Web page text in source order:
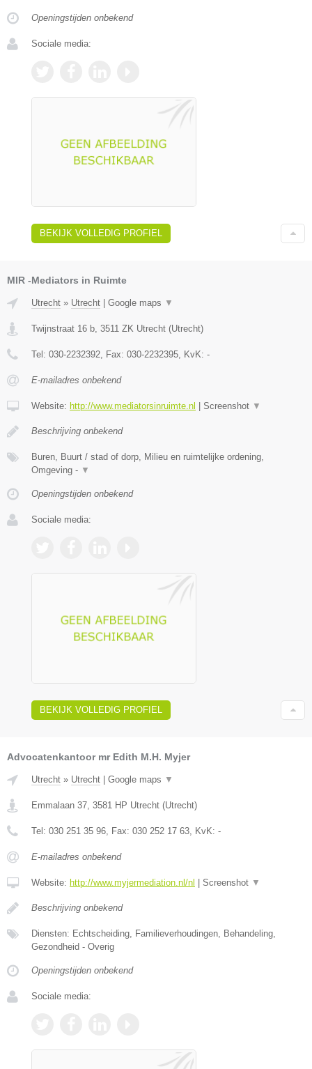
Openingstijden onbekend
Sociale media:
BEKIJK VOLLEDIG PROFIEL
MIR -Mediators in Ruimte
Utrecht » Utrecht Google maps ▼
Twijnstraat 16 b, 3511 ZK Utrecht (Utrecht)
Tel: 030-2232392, Fax: 030-2232395, KvK: -
E-mailadres onbekend
Website: http://www.mediatorsinruimte.nl Screenshot ▼
Beschrijving onbekend
Buren, Buurt / stad of dorp, Milieu en ruimtelijke ordening,
Omgeving - ▼
Openingstijden onbekend
Sociale media:
BEKIJK VOLLEDIG PROFIEL
Advocatenkantoor mr Edith M.H. Myjer
Utrecht » Utrecht Google maps ▼
Emmalaan 37 3581 HP Utrecht (Utrecht)
Tel: 030 251 35 96 , Fax: 030 252 17 63 , KvK: -
E-mailadres onbekend
Website: http://www.myjermediation.nl/nl Screenshot ▼
Beschrijving onbekend
Diensten: Echtscheiding, Familieverhoudingen, Behandeling,
Gezondheid - Overig
Openingstijden onbekend
Sociale media: